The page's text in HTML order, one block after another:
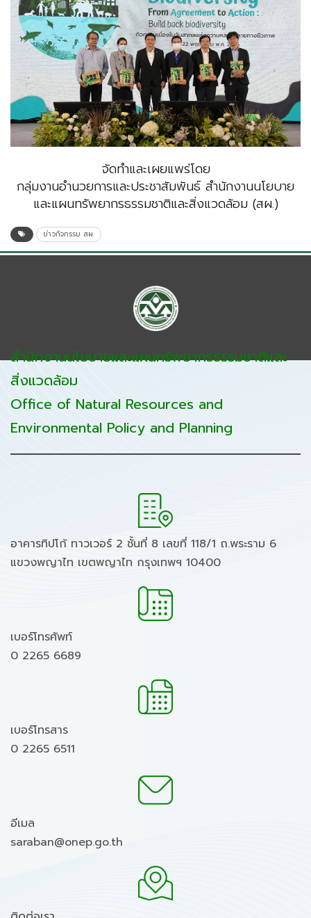
จัดทำและเผยแพร่โดย
กลุ่มงานอำนวยการและประชาสัมพันธ์ สำนักงานนโยบาย
และแผนทรัพยากรธรรมชาติและสิ่งแวดล้อม (สผ.)
ข่าวกิจกรรม สผ.
สำนักงานนโยบายและแผนทรัพยากรธรรมชาติและ
สิ่งแวดล้อม
Office of Natural Resources and
Environmental Policy and Planning
อาคารทิปโก้ ทาวเวอร์ 2 ชั้นที่ 8 เลขที่ 118/1 ถ.พระราม 6
แขวงพญาไท เขตพญาไท กรุงเทพฯ 10400
เบอร์โทรศัพท์
0 2265 6689
เบอร์โทรสาร
0 2265 6511
อีเมล
saraban@onep.go.th